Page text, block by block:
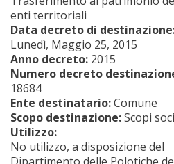
enti territoriali
Data decreto di
Lunedì, Maggio 25, 2015
Anno decreto: 2015
Numero decreto
18684
Ente destinatario:Comune
Scopo destinazione:Scopi
Utilizzo:
No utilizzo, a disposizione del